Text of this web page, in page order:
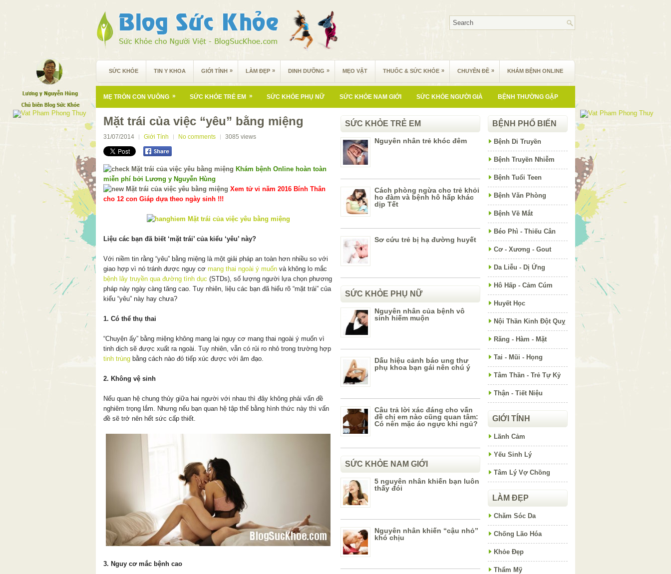
SỨC KHỎE TIN Y KHOA GIỚI TÍNH » LÀM ĐẸP » DINH DƯỠNG » MẸO VẶT THUỐC & SỨC KHỎE » CHUYÊN ĐỀ » KHÁM BỆNH ONLINE
MẸ TRÒN CON VUÔNG » SỨC KHỎE TRẺ EM » SỨC KHỎE PHỤ NỮ SỨC KHỎE NAM GIỚI SỨC KHỎE NGƯỜI GIÀ BỆNH THƯỜNG GẶP
Mặt trái của việc “yêu” bằng miệng
31/07/2014 Giới Tính No comments 3085 views
Khám bệnh Online hoàn toàn
miễn phí bởi Lương y Nguyễn Hùng
Xem tử vi năm 2016 Bính Thân
cho 12 con Giáp dựa theo ngày sinh !!!
Liệu các bạn đã biết ‘mặt trái’ của kiểu ‘yêu’ này?
Với niềm tin rằng “yêu” bằng miệng là một giải pháp an toàn hơn nhiều so với
giao hợp vì nó tránh được nguy cơ mang thai ngoài ý muốn và không lo mắc
bệnh lây truyền qua đường tình dục (STDs), số lượng người lựa chọn phương
pháp này ngày càng tăng cao. Tuy nhiên, liệu các bạn đã hiểu rõ “mặt trái” của
kiểu “yêu” này hay chưa?
1. Có thể thụ thai
“Chuyện ấy” bằng miệng không mang lại nguy cơ mang thai ngoài ý muốn vì
tinh dịch sẽ được xuất ra ngoài. Tuy nhiên, vẫn có rủi ro nhỏ trong trường hợp
tinh trùng bằng cách nào đó tiếp xúc được với âm đạo.
2. Không vệ sinh
Nếu quan hệ chung thủy giữa hai người với nhau thì đây không phải vấn đề
nghiêm trọng lắm. Nhưng nếu bạn quan hệ tập thể bằng hình thức này thì vấn
đề sẽ trở nên hết sức cấp thiết.
3. Nguy cơ mắc bệnh cao
SỨC KHỎE TRẺ EM
Nguyên nhân trẻ khóc đêm
Cách phòng ngừa cho trẻ khỏi
ho đàm và bệnh hô hấp khác
dịp Tết
Sơ cứu trẻ bị hạ đường huyết
SỨC KHỎE PHỤ NỮ
Nguyên nhân của bệnh vô
sinh hiếm muộn
Dấu hiệu cảnh báo ung thư
phụ khoa bạn gái nên chú ý
Câu trả lời xác đáng cho vấn
đề chị em nào cũng quan tâm:
Có nên mặc áo ngực khi ngủ?
SỨC KHỎE NAM GIỚI
5 nguyên nhân khiến bạn luôn
thấy đói
Nguyên nhân khiến “cậu nhỏ”
khó chịu
BỆNH PHỔ BIẾN
Bệnh Di Truyền
Bệnh Truyền Nhiễm
Bệnh Tuổi Teen
Bệnh Văn Phòng
Bệnh Về Mắt
Béo Phì - Thiếu Cân
Cơ - Xương - Gout
Da Liễu - Dị Ứng
Hô Hấp - Cảm Cúm
Huyết Học
Nội Thần Kinh Đột Quỵ
Răng - Hàm - Mặt
Tai - Mũi - Họng
Tâm Thần - Trẻ Tự Kỷ
Thận - Tiết Niệu
GIỚI TÍNH
Lãnh Cảm
Yếu Sinh Lý
Tâm Lý Vợ Chồng
LÀM ĐẸP
Chăm Sóc Da
Chống Lão Hóa
Khỏe Đẹp
Thẩm Mỹ